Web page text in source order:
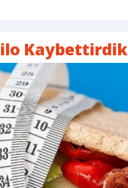
Kaybettirdik